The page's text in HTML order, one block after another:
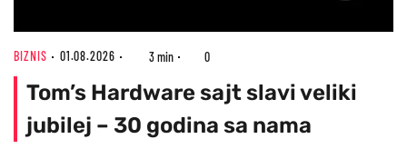
BIZNIS 01.08.2026 3 min 0
Tom’s Hardware sajt slavi veliki
jubilej – 30 godina sa nama